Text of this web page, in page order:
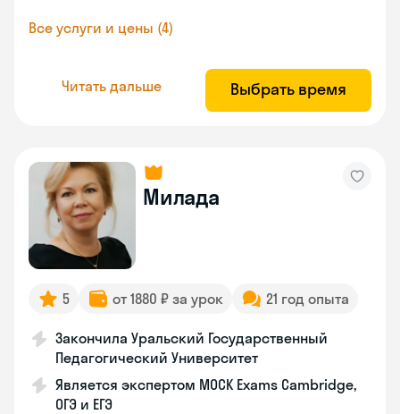
Все услуги и цены (4)
Читать дальше Выбрать время
Милада
5 от 1880 ₽ за урок 21 год опыта
Закончила Уральский Государственный
Педагогический Университет
Является экспертом MOCK Exams Cambridge,
ОГЭ и ЕГЭ